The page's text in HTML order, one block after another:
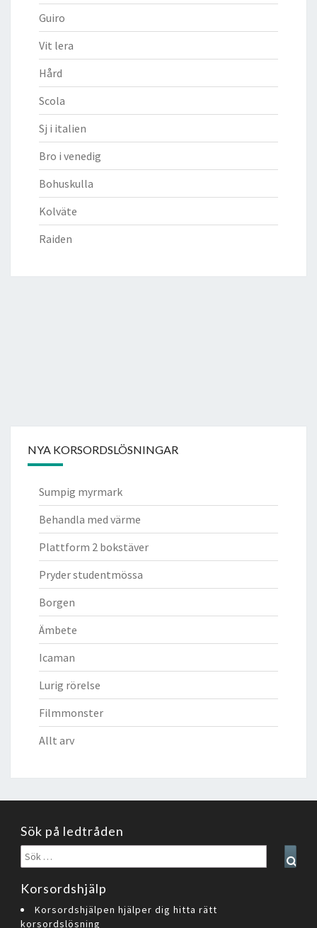
Guiro
Vit lera
Hård
Scola
Sj i italien
Bro i venedig
Bohuskulla
Kolväte
Raiden
NYA KORSORDSLÖSNINGAR
Sumpig myrmark
Behandla med värme
Plattform 2 bokstäver
Pryder studentmössa
Borgen
Ämbete
Icaman
Lurig rörelse
Filmmonster
Allt arv
Sök på ledtråden
Sök
efter:
Korsordshjälp
Korsordshjälpen hjälper dig hitta rätt
korsordslösning